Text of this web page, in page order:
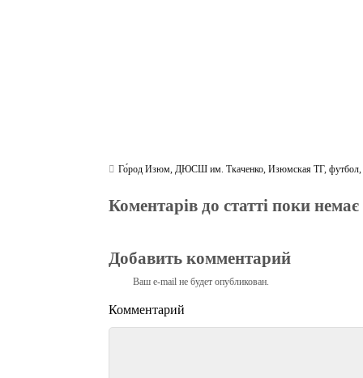
Го́род Изюм,ДЮСШ им. Ткаченко,Изюмская ТГ,футбол
Коментарів до статті поки немає
Добавить комментарий
Ваш e-mail не будет опубликован.
Комментарий